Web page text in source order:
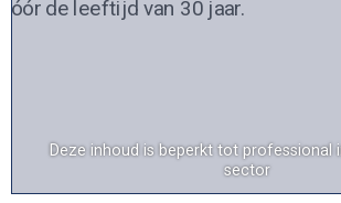
Deze inhoud is beperkt tot professional
sector